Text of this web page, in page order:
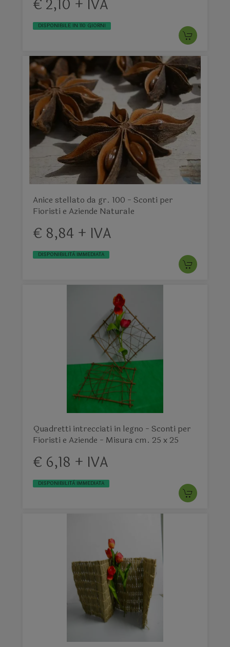
€ 2,10 + IVA
DISPONIBILE IN 110 GIORNI
Anice stellato da gr. 100 - Sconti per
Fioristi e Aziende Naturale
€ 8,84 + IVA
DISPONIBILITÀ IMMEDIATA
Quadretti intrecciati in legno - Sconti per
Fioristi e Aziende - Misura cm. 25 x 25
€ 6,18 + IVA
DISPONIBILITÀ IMMEDIATA